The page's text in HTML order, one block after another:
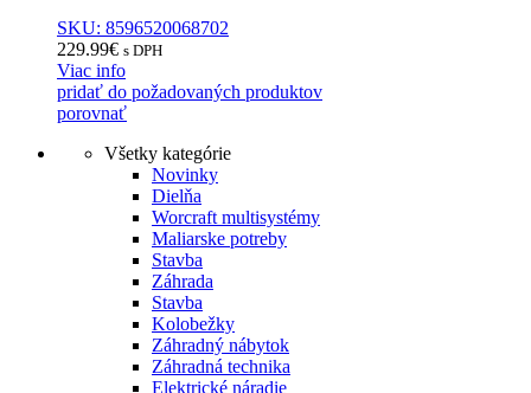
SKU: 8596520068702
229.99€ s DPH
Viac info
pridať do požadovaných produktov
porovnať
Všetky kategórie
Novinky
Dielňa
Worcraft multisystémy
Maliarske potreby
Stavba
Záhrada
Stavba
Kolobežky
Záhradný nábytok
Záhradná technika
Elektrické náradie